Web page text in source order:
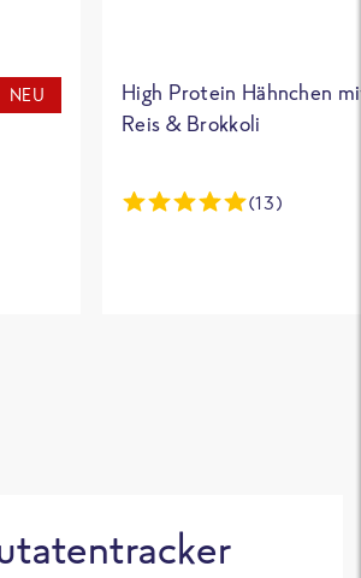
NEU
High Protein Hähnchen
Reis & Brokkoli
(13)